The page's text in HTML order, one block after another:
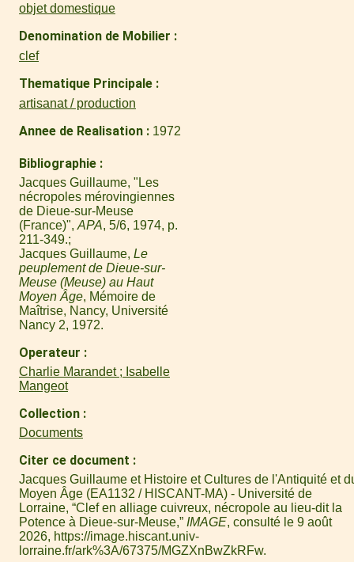
objet domestique
Denomination de Mobilier
clef
Thematique Principale
artisanat / production
Annee de Realisation 1972
Bibliographie
Jacques Guillaume, "Les
nécropoles mérovingiennes
de Dieue-sur-Meuse
(France)", APA, 5/6, 1974, p.
211-349.
Jacques Guillaume, Le
peuplement de Dieue-sur-
Meuse (Meuse) au Haut
Moyen Âge, Mémoire de
Maîtrise, Nancy, Université
Nancy 2, 1972.
Operateur
Charlie Marandet ; Isabelle
Mangeot
Collection
Documents
Citer ce document
Jacques Guillaume et Histoire et Cultures de l'Antiquité et
Moyen Âge (EA1132 / HISCANT-MA) - Université de
Lorraine, “Clef en alliage cuivreux, nécropole au lieu-dit la
Potence à Dieue-sur-Meuse,” IMAGE, consulté le 9 août
2026, https://image.hiscant.univ-
lorraine.fr/ark%3A/67375/MGZXnBwZkRFw.